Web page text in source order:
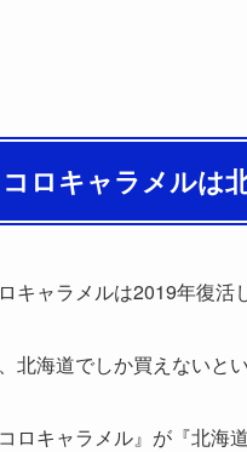
ロキャラメルは
キャラメルは2019年復活
北海道でしか買えないと
コロキャラメル』が『北